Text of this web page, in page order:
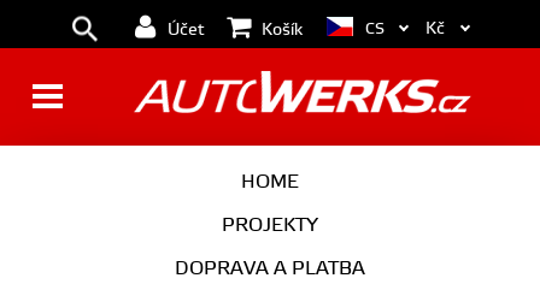
Účet Košík
HOME
PROJEKTY
DOPRAVA A PLATBA
CS Kč
MOTOR